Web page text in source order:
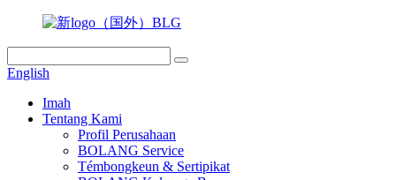
English
Imah
Tentang Kami
Profil Perusahaan
BOLANG Service
Témbongkeun & Sertipikat